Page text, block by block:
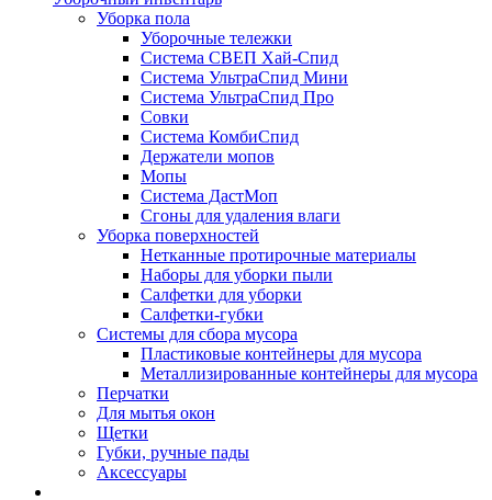
Уборка пола
Уборочные тележки
Система СВЕП Хай-Спид
Система УльтраСпид Мини
Система УльтраСпид Про
Совки
Система КомбиСпид
Держатели мопов
Мопы
Система ДастМоп
Сгоны для удаления влаги
Уборка поверхностей
Нетканные протирочные материалы
Наборы для уборки пыли
Салфетки для уборки
Салфетки-губки
Системы для сбора мусора
Пластиковые контейнеры для мусора
Металлизированные контейнеры для мусора
Перчатки
Для мытья окон
Щетки
Губки, ручные пады
Аксессуары